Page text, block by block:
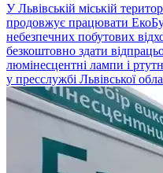
У Львівській міській
продовжує працювати
небезпечних побутових
безкоштовно здати
люмінесцентні лампи і
у пресслужбі Львівської